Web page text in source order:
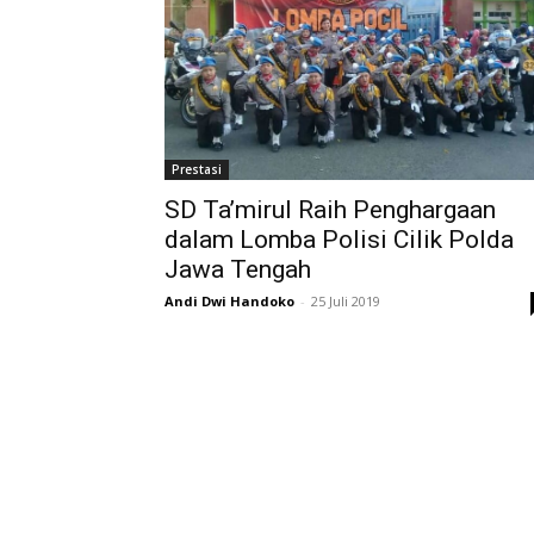
Prestasi
SD Ta’mirul Raih Penghargaan
dalam Lomba Polisi Cilik Polda
Jawa Tengah
Andi Dwi Handoko - 25 Juli 2019